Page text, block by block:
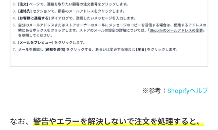
※参考： Shopifyヘルプ
なお、 警告やエラーを解決しないで注文を処理すると、